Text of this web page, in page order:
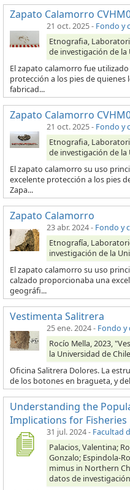
Zapato Calamorro
21 oct. 2025- Fondo y
Etnografia,
de investigación de la
El zapato calamorro fue
protección a los pies de quienes
fabricad...
Zapato Calamorro
21 oct. 2025- Fondo y
Etnografia,
de investigación de la
El zapato calamorro su uso
excelente protección a los pies
Zapa...
Zapato Calamorro
23 abr. 2024- Fondo y
Etnografía,
investigación de la
El zapato calamorro su uso
calzado proporcionaba una
geográfi...
Vestimenta Salitrera
25 ene. 2024- Fondo y
Rocío Mella, 2023,
la Universidad de
Oficina Salitrera Dolores. La
de los botones en bragueta, y
Understanding the
Implications for
31 jul. 2024- Facultad
Palacios, Valentina;
Gonzalo; Espindola-
mimus in Northern
datos de